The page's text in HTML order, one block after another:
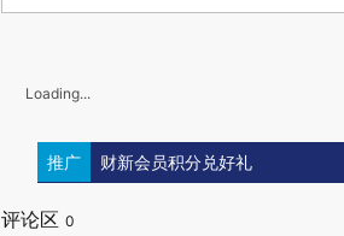
Loading...
推广 财新会员积分兑好礼
评论区 0